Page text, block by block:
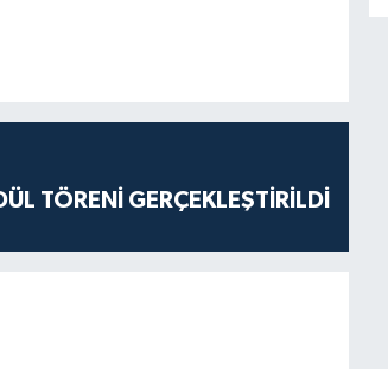
TÖRENİ GERÇEKLEŞTİRİLDİ